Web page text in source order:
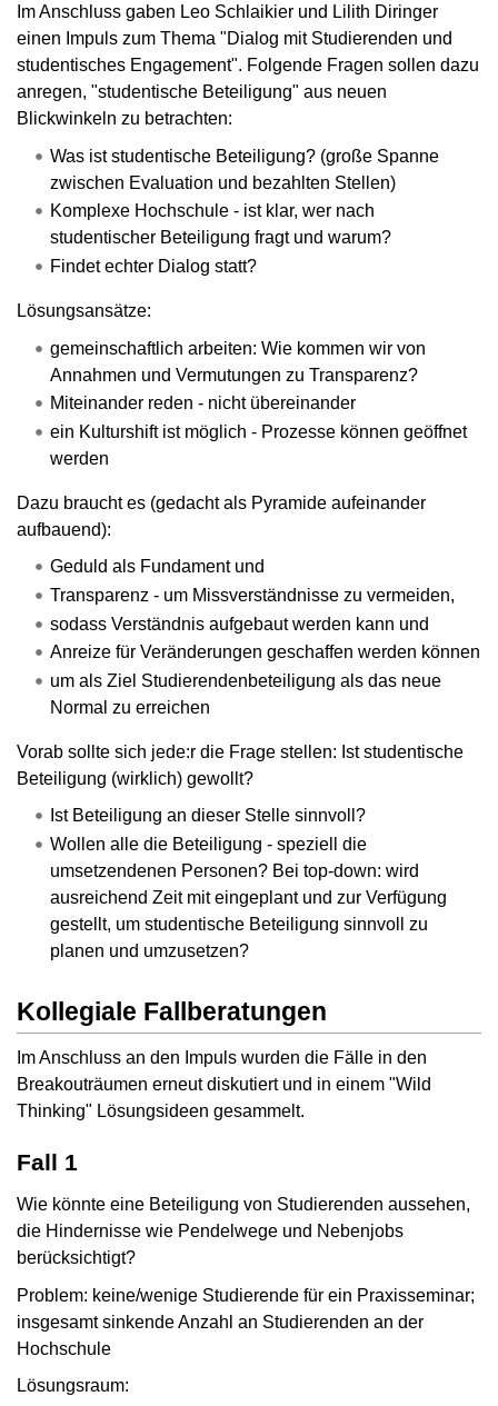
Im Anschluss gaben Leo Schlaikier und Lilith Diringer
einen Impuls zum Thema "Dialog mit Studierenden und
studentisches Engagement". Folgende Fragen sollen dazu
anregen, "studentische Beteiligung" aus neuen
Blickwinkeln zu betrachten:
Was ist studentische Beteiligung? (große Spanne
zwischen Evaluation und bezahlten Stellen)
Komplexe Hochschule - ist klar, wer nach
studentischer Beteiligung fragt und warum?
Findet echter Dialog statt?
Lösungsansätze:
gemeinschaftlich arbeiten: Wie kommen wir von
Annahmen und Vermutungen zu Transparenz?
Miteinander reden - nicht übereinander
ein Kulturshift ist möglich - Prozesse können geöffnet
werden
Dazu braucht es (gedacht als Pyramide aufeinander
aufbauend):
Geduld als Fundament und
Transparenz - um Missverständnisse zu vermeiden,
sodass Verständnis aufgebaut werden kann und
Anreize für Veränderungen geschaffen werden können
um als Ziel Studierendenbeteiligung als das neue
Normal zu erreichen
Vorab sollte sich jede:r die Frage stellen: Ist studentische
Beteiligung (wirklich) gewollt?
Ist Beteiligung an dieser Stelle sinnvoll?
Wollen alle die Beteiligung - speziell die
umsetzendenen Personen? Bei top-down: wird
ausreichend Zeit mit eingeplant und zur Verfügung
gestellt, um studentische Beteiligung sinnvoll zu
planen und umzusetzen?
Kollegiale Fallberatungen
Im Anschluss an den Impuls wurden die Fälle in den
Breakouträumen erneut diskutiert und in einem "Wild
Thinking" Lösungsideen gesammelt.
Fall 1
Wie könnte eine Beteiligung von Studierenden aussehen,
die Hindernisse wie Pendelwege und Nebenjobs
berücksichtigt?
Problem: keine/wenige Studierende für ein Praxisseminar;
insgesamt sinkende Anzahl an Studierenden an der
Hochschule
Lösungsraum: